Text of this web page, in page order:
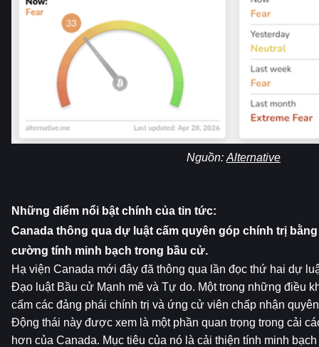
Nguồn: Alternative
Những điểm nổi bật chính của tin tức:
Canada thông qua dự luật cấm quyên góp chính trị
cường tính minh bạch trong bầu cử.
Hạ viện Canada mới đây đã thông qua lần đọc thứ hai dự
Đạo luật Bầu cử Mạnh mẽ và Tự do. Một trong những điều
cấm các đảng phái chính trị và ứng cử viên chấp nhận
Động thái này được xem là một phần quan trọng trong cải
hơn của Canada. Mục tiêu của nó là cải thiện tính minh